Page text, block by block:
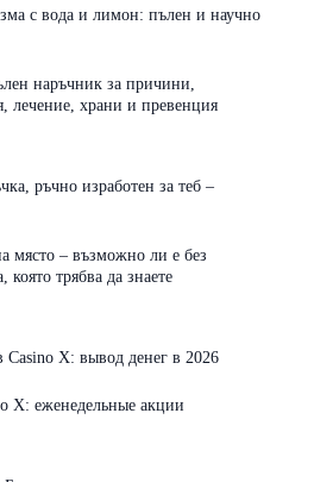
с вода и лимон: пълен и научно
наръчник за причини,
лечение, храни и превенция
ръчно изработен за теб –
място – възможно ли е без
която трябва да знаете
X: вывод денег в 2026
Х: еженедельные акции